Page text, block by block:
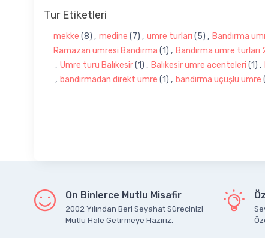
Tur Etiketleri
mekke (8) , medine (7) , ‎umre turları (5) , Bandırma
Ramazan umresi Bandırma (1) , Bandırma umre turları
, Umre turu Balıkesir(1) , Balıkesir umre acenteleri (1) ,
, bandırmadan direkt umre (1) , bandırma uçuşlu umre
On Binlerce Mutlu Misafir
2002 Yılından Beri Seyahat Sürecinizi
Mutlu Hale Getirmeye Hazırız.